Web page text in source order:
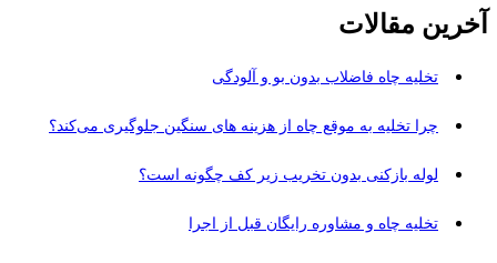
آخرین مقالات
تخلیه چاه فاضلاب بدون بو و آلودگی
چرا تخلیه به‌ موقع چاه از هزینه‌ های سنگین جلوگیری می‌کند؟
لوله بازکنی بدون تخریب زیر کف چگونه است؟
تخلیه چاه و مشاوره رایگان قبل از اجرا